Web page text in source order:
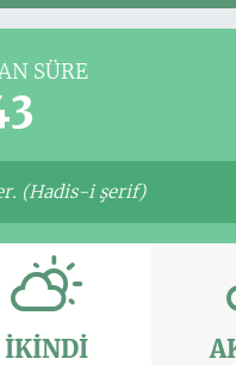
SÜRE
(Hadis-i şerif)
İKINDI